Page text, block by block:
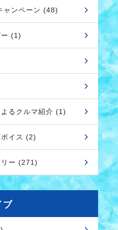
ャンペーン (48)
ー (1)
るクルマ紹介 (1)
イス (2)
ー (271)
ブ